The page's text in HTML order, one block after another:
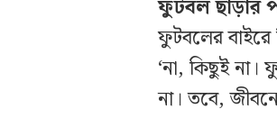
ফুটবল ছাড়ার
ফুটবলের
‘না, কিছুই
না। তবে,